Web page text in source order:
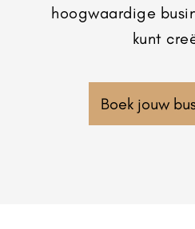
hoogwaardige
kunt
Boek jouw